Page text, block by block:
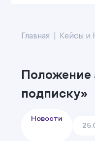
Главная
Кейсы и
Положение
подписку»
Новости